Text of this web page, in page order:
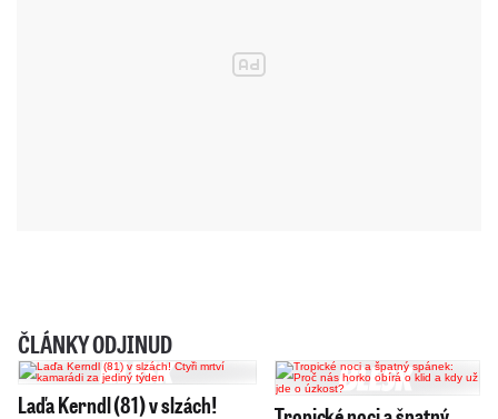
ČLÁNKY ODJINUD
Laďa Kerndl (81) v slzách!